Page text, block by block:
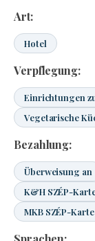
Art:
Hotel
Verpflegung:
Einrichtungen
Vegetarische
Bezahlung:
Überweisung an
K&H SZÉP-
MKB SZÉP-Karte